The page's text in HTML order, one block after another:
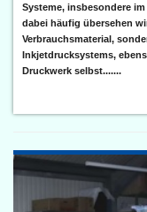
Systeme, insbesondere
dabei häufig übersehen
Verbrauchsmaterial,
Inkjetdrucksystems,
Druckwerk selbst.......